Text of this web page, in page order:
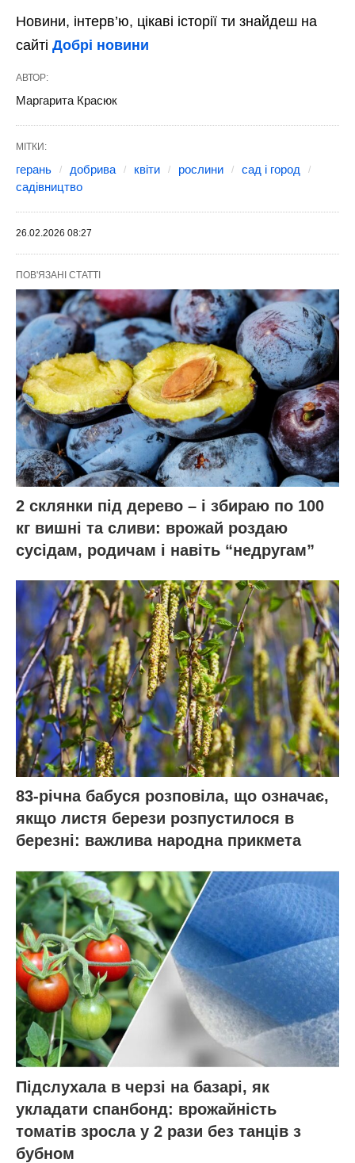
Новини, інтерв’ю, цікаві історії ти знайдеш на
сайті Добрі новини
АВТОР:
Маргарита Красюк
МІТКИ:
герань добрива квіти рослини
сад і город
садівництво
26.02.2026 08:27
ПОВ'ЯЗАНІ СТАТТІ
2 склянки під дерево – і збираю по 100
кг вишні та сливи: врожай роздаю
сусідам, родичам і навіть “недругам”
83-річна бабуся розповіла, що означає,
якщо листя берези розпустилося в
березні: важлива народна прикмета
Підслухала в черзі на базарі, як
укладати спанбонд: врожайність
томатів зросла у 2 рази без танців з
бубном